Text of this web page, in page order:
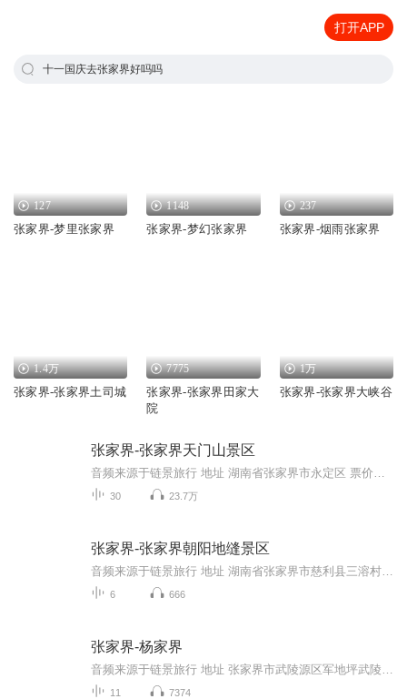
打开APP
十一国庆去张家界好吗吗
127
张家界-梦里张家界
1148
张家界-梦幻张家界
237
张家界-烟雨张家界
1.4万
张家界-张家界土司城
7775
张家界-张家界田家大
院
1万
张家界-张家界大峡谷
张家界-张家界天门山景区
30 23.7万
张家界-张家界朝阳地缝景区
6 666
张家界-杨家界
11 7374